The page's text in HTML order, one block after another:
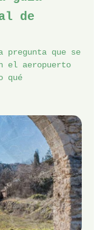
de
pregunta que se
el aeropuerto
qué